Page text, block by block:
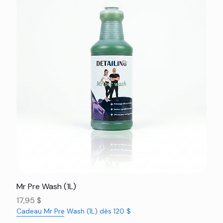
Mr Pre Wash (1L)
Prix
17,95 $
Cadeau Mr Pre Wash (1L) dès 120 $